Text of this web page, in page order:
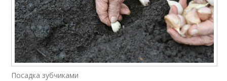
Посадка зубчиками